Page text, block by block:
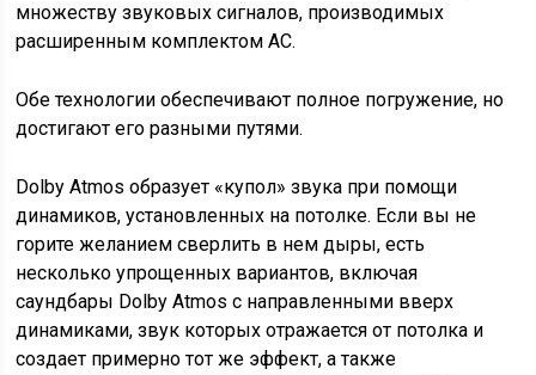
множеству звуковых сигналов, производимых
расширенным комплектом АС.
Обе технологии обеспечивают полное погружение, но
достигают его разными путями.
Dolby Atmos образует «купол» звука при помощи
динамиков, установленных на потолке. Если вы не
горите желанием сверлить в нем дыры, есть
несколько упрощенных вариантов, включая
саундбары Dolby Atmos с направленными вверх
динамиками, звук которых отражается от потолка и
создает примерно тот же эффект, а также